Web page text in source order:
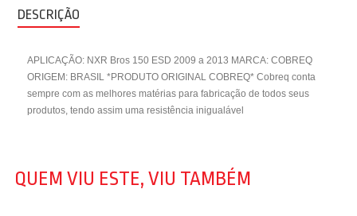
DESCRIÇÃO
APLICAÇÃO: NXR Bros 150 ESD 2009 a 2013 MARCA: COBREQ
ORIGEM: BRASIL *PRODUTO ORIGINAL COBREQ* Cobreq conta
sempre com as melhores matérias para fabricação de todos seus
produtos, tendo assim uma resistência inigualável
QUEM VIU ESTE, VIU TAMBÉM